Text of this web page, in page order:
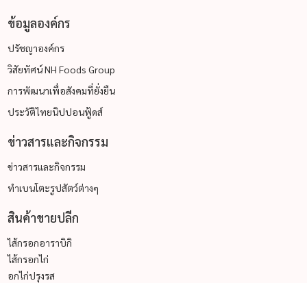
ข้อมูลองค์กร
ปรัชญาองค์กร
วิสัยทัศน์ NH Foods Group
การพัฒนาเพื่อสังคมที่ยั่งยืน
ประวัติไทยนิปปอนฟู้ดส์
ข่าวสารและกิจกรรม
ข่าวสารและกิจกรรม
ทำเบนโตะรูปสัตว์ต่างๆ
สินค้าขายปลีก
ไส้กรอกอาราบิกิ
ไส้กรอกไก่
อกไก่ปรุงรส